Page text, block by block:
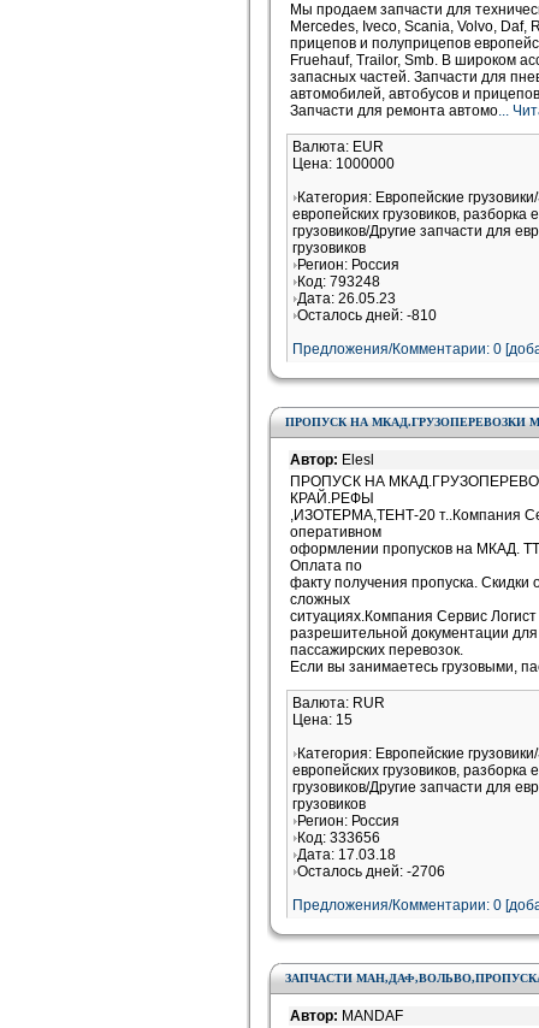
Мы продаем запчасти для
Mercedes, Iveco, Scania, Volvo, Daf,
прицепов и полуприцепов
Fruehauf, Trailor, Smb. В широком
запасных частей. Запчасти для
автомобилей, автобусов и
Запчасти для ремонта автомо...
Валюта: EUR
Цена: 1000000
Категория: Европейские
европейских грузовиков, разборка
грузовиков/Другие запчасти для
грузовиков
Регион: Россия
Код: 793248
Дата: 26.05.23
Осталось дней: -810
Предложения/Комментарии: 0
ПРОПУСК НА МКАД.ГРУЗОПЕРЕВОЗКИ
Автор: Elesl
ПРОПУСК НА
КРАЙ.РЕФЫ
,ИЗОТЕРМА,ТЕНТ-20 т..Компания
оперативном
оформлении пропусков на МКАД.
Оплата по
факту получения пропуска.
сложных
ситуациях.Компания Сервис
разрешительной документации
пассажирских перевозок.
Если вы занимаетесь грузовыми,
Валюта: RUR
Цена: 15
Категория: Европейские
европейских грузовиков, разборка
грузовиков/Другие запчасти для
грузовиков
Регион: Россия
Код: 333656
Дата: 17.03.18
Осталось дней: -2706
Предложения/Комментарии: 0
ЗАПЧАСТИ
Автор: MANDAF